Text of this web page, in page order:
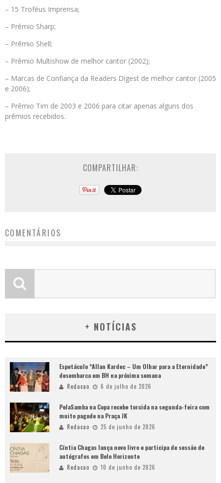
– 15 Troféus Imprensa;
– Prêmio Sharp;
– Prêmio Shell;
– Prêmio Multishow de melhor cantor (2002);
– Marcas de Confiança da Readers Digest de melhor cantor (2005
e 2006);
– Prêmio Tim de 2003 e 2006 para citar apenas alguns dos
prêmios recebidos.
COMPARTILHAR:
COMENTÁRIOS
+ NOTÍCIAS
Espetáculo “Allan Kardec – Um Olhar para a Eternidade”
desembarca em BH na próxima semana
Redacao 6 de julho de 2026
PelaSamba na Copa recebe torcida na segunda-feira com
muito pagode na Praça JK
Redacao 25 de junho de 2026
Cíntia Chagas lança novo livro e participa de sessão de
autógrafos em Belo Horizonte
Redacao 10 de junho de 2026